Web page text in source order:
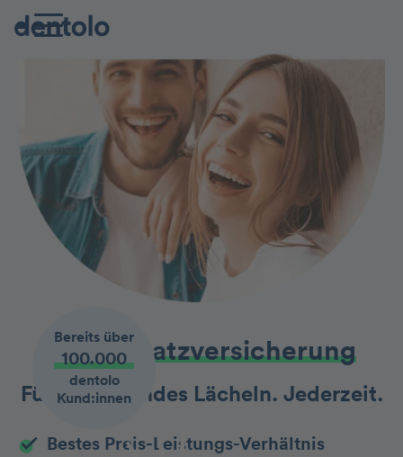
Zahnzusatz­versicherung
Für ein gesundes Lächeln. Jederzeit.
Bestes Preis-Leistungs-Verhältnis
Bereits über
100.000
dentolo
Kund:innen